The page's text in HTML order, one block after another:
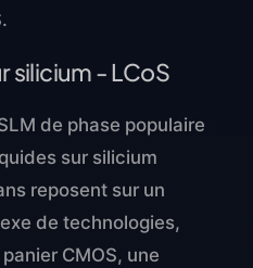
silicium - LCoS
de phase populaire
sur silicium
reposent sur un
de technologies,
CMOS, une